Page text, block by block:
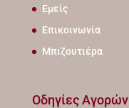
Εμείς
Επικοινωνία
Μπιζουτιέρα
Οδηγίες Αγορών